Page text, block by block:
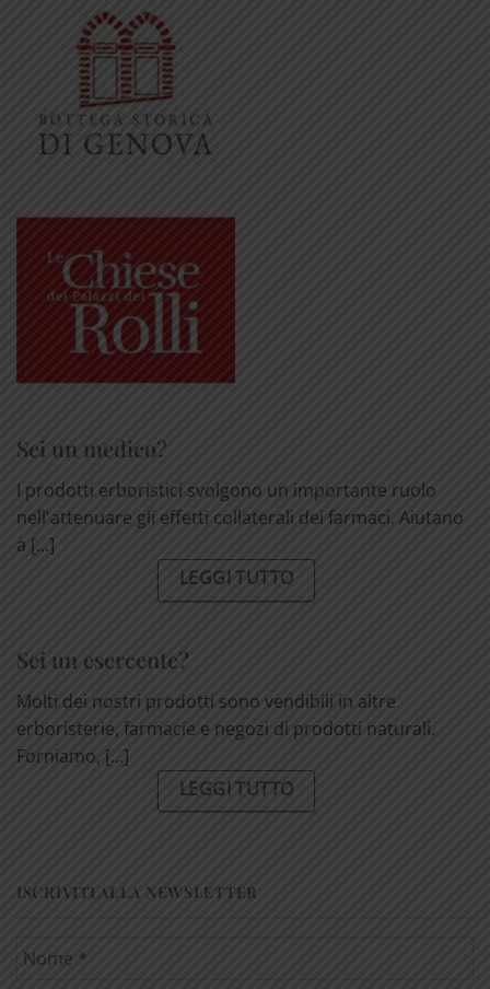
Sei un medico?
I prodotti erboristici svolgono un importante ruolo
nell'attenuare gli effetti collaterali dei farmaci. Aiutano
a [...]
LEGGI TUTTO
Sei un esercente?
Molti dei nostri prodotti sono vendibili in altre
erboristerie, farmacie e negozi di prodotti naturali.
Forniamo, [...]
LEGGI TUTTO
ISCRIVITI ALLA NEWSLETTER